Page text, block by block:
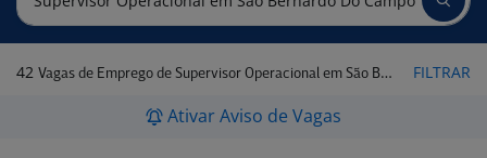
42 Vagas de Emprego de Supervisor Operacional em São Bernardo do Campo - SP FILTRAR
Ativar Aviso de Vagas